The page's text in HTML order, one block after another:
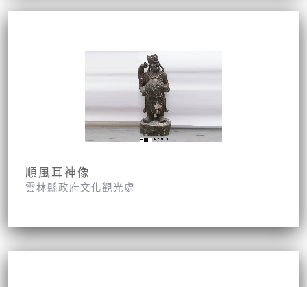
順風耳神像
雲林縣政府文化觀光處